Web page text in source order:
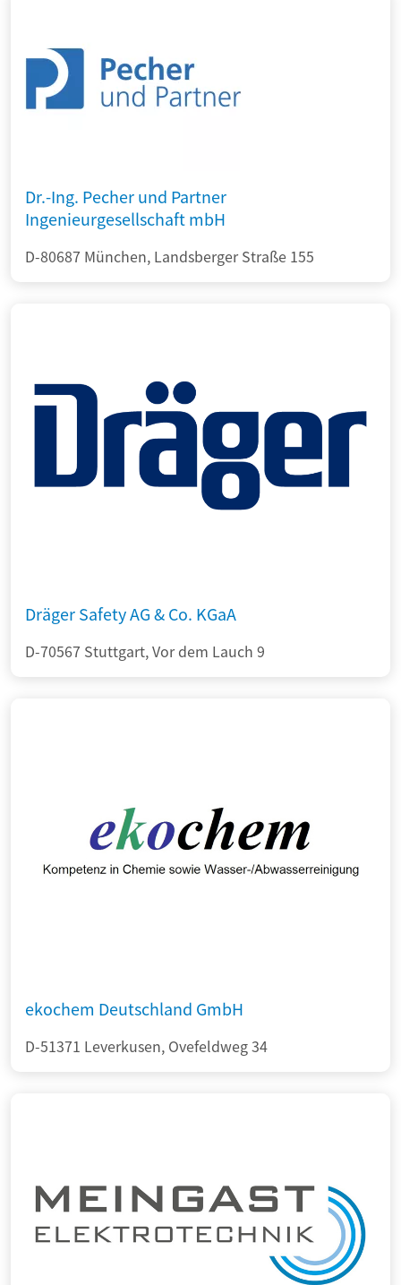
Dr.-Ing. Pecher und Partner
Ingenieurgesellschaft mbH
D-80687 München, Landsberger Straße 155
Dräger Safety AG & Co. KGaA
D-70567 Stuttgart, Vor dem Lauch 9
ekochem Deutschland GmbH
D-51371 Leverkusen, Ovefeldweg 34